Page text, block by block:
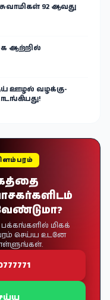
92 ஆவது
ஆற்றில்
ஊழல் வழக்கு-
மிகக்
செய்ய உடனே